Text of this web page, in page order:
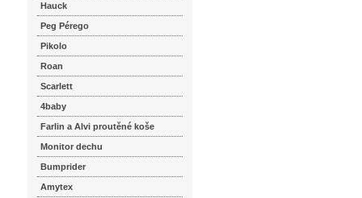
Hauck
Peg Pérego
Pikolo
Roan
Scarlett
4baby
Farlin a Alvi proutěné koše
Monitor dechu
Bumprider
Amytex